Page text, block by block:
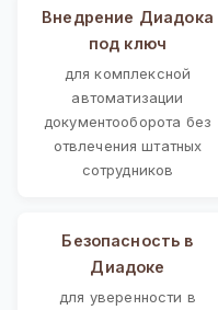
Внедрение Диадока
под ключ
для комплексной
автоматизации
документооборота без
отвлечения штатных
сотрудников
Безопасность в
Диадоке
для уверенности в